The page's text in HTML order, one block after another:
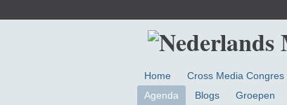
Home Cross Media Congres
Agenda
Blogs Groepen